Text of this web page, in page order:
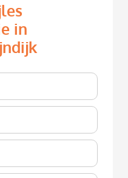
in